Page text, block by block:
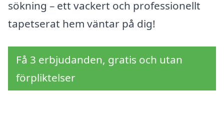
sökning – ett vackert och professionellt
tapetserat hem väntar på dig!
Få 3 erbjudanden, gratis och utan
förpliktelser